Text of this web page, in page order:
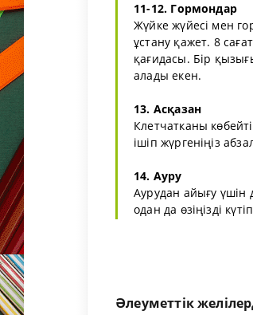
11-12. Гормондар
Жүйке жүйесі мен
ұстану қажет. 8
қағидасы. Бір
алады екен.
13. Асқазан
Клетчатканы
ішіп жүргеніңіз
14. Ауру
Аурудан айығу үшін
одан да өзіңізді
Әлеуметтік